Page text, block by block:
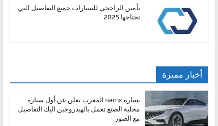
تأمين الراجحي للسيارات جميع التفاصيل التي
تحتاجها 2025
أخبار مميزة
سيارة namx المغرب يعلن عن أول سيارة
محلية الصنع تعمل بالهيدروجين اليك التفاصيل
مع الصور